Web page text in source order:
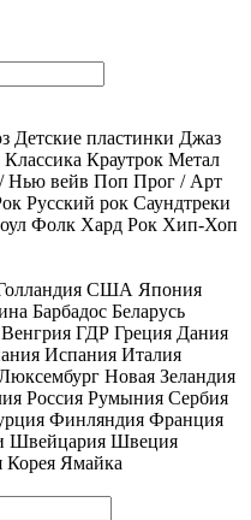
Детские пластинки Джаз
Классика Краутрок Метал
Нью вейв Поп Прог / Арт
Русский рок Саундтреки
Фолк Хард Рок Хип-Хоп
США Япония
Барбадос Беларусь
Венгрия ГДР Греция Дания
Испания Италия
Новая Зеландия
Россия Румыния Сербия
Финляндия Франция
Швейцария Швеция
Ямайка